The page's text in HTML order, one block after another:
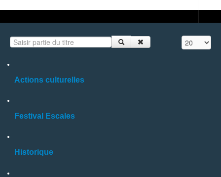
Saisir partie du titre Affichage #
Actions culturelles
Festival Escales
Historique